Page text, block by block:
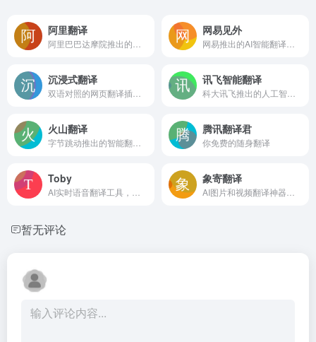
阿里翻译 网易见外
沉浸式翻译 讯飞智能翻译
火山翻译 腾讯翻译君
你免费的随身翻译
Toby 象寄翻译
暂无评论